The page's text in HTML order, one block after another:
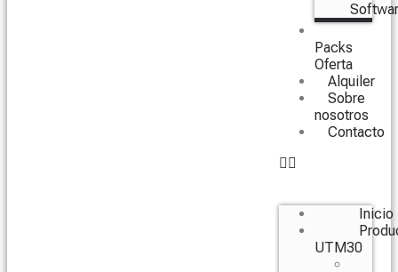
Packs
Oferta
Alquiler
Sobre
nosotros
Contacto
Inicio
UTM30